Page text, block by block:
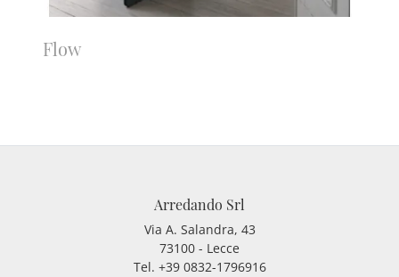
Flow
Arredando Srl
Via A. Salandra, 43
73100 - Lecce
Tel. +39 0832-1796916